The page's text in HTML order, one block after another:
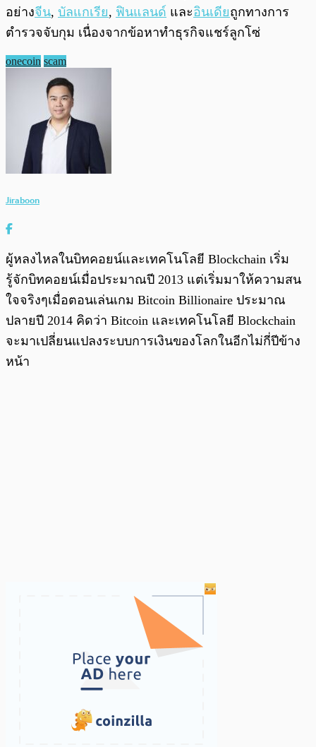
อย่างจีน, บัลแกเรีย, ฟินแลนด์ และอินเดียถูกทางการ
ตำรวจจับกุม เนื่องจากข้อหาทำธุรกิจแชร์ลูกโซ่
onecoin scam
Jiraboon
ผู้หลงไหลในบิทคอยน์และเทคโนโลยี Blockchain เริ่ม
รู้จักบิทคอยน์เมื่อประมาณปี 2013 แต่เริ่มมาให้ความสน
ใจจริงๆเมื่อตอนเล่นเกม Bitcoin Billionaire ประมาณ
ปลายปี 2014 คิดว่า Bitcoin และเทคโนโลยี Blockchain
จะมาเปลี่ยนแปลงระบบการเงินของโลกในอีกไม่กี่ปีข้าง
หน้า